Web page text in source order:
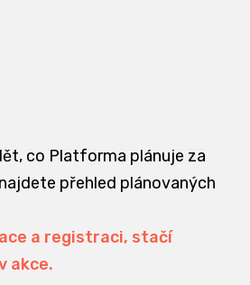
co Platforma plánuje za
přehled plánovaných
a registraci, stačí
akce.